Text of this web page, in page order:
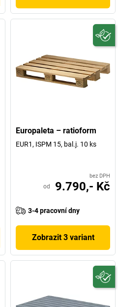
Europaleta – ratioform
EUR1, ISPM 15, bal.j. 10 ks
bez DPH
od 9.790,- Kč
3-4 pracovní dny
Zobrazit 3 variant